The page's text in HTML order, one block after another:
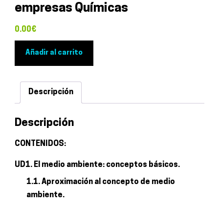
empresas Químicas
0.00€
Añadir al carrito
Descripción
Descripción
CONTENIDOS:
UD1. El medio ambiente: conceptos básicos.
1.1. Aproximación al concepto de medio
ambiente.